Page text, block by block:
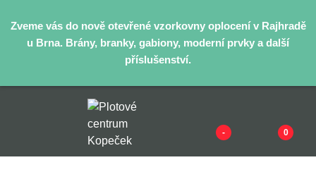
Zveme vás do nově otevřené vzorkovny oplocení v Rajhradě
u Brna. Brány, branky, gabiony, moderní prvky a další
příslušenství.
- 0